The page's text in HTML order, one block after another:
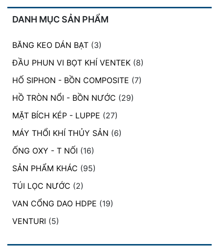
DANH MỤC SẢN PHẨM
BĂNG KEO DÁN BẠT (3)
ĐẦU PHUN VI BỌT KHÍ VENTEK (8)
HỐ SIPHON - BỒN COMPOSITE (7)
HỒ TRÒN NỔI - BỒN NƯỚC (29)
MẶT BÍCH KÉP - LUPPE (27)
MÁY THỔI KHÍ THỦY SẢN (6)
ỐNG OXY - T NỐI (16)
SẢN PHẨM KHÁC (95)
TÚI LỌC NƯỚC (2)
VAN CỔNG DAO HDPE (19)
VENTURI (5)